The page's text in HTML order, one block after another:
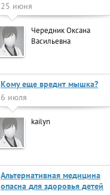
25 июня
Чередник Оксана
Васильевна
Кому еще вредит мышка?
6 июля
kailyn
Альтернативная медицина
опасна для здоровья детей